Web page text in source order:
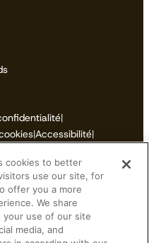
|
|Accessibilité|
personnelles
cookies to better
use our site, for
offer you a more
We share
your use of our site
media, and